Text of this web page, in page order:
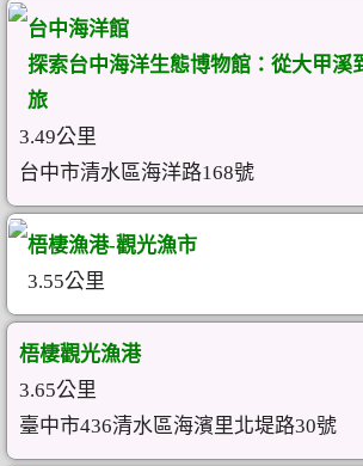
台中海洋館
探索台中海洋生態博物館：從大甲溪
旅
3.49公里
台中市清水區海洋路168號
梧棲漁港-觀光漁市
3.55公里
梧棲觀光漁港
3.65公里
臺中市436清水區海濱里北堤路30號